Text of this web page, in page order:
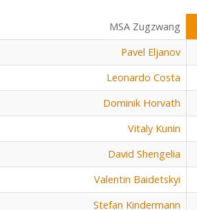
MSA Zugzwang
Pavel Eljanov
Leonardo Costa
Dominik Horvath
Vitaly Kunin
David Shengelia
Valentin Baidetskyi
Stefan Kindermann